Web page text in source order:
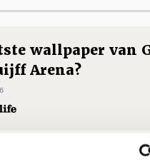
wallpaper van
Arena?
‘Vierhonderd